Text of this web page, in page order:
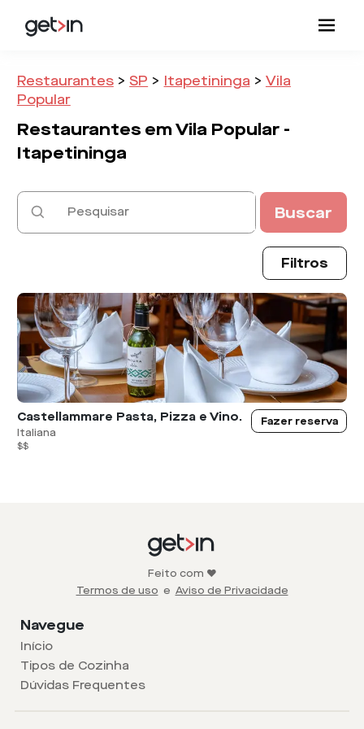
Restaurantes > SP > Itapetininga > Vila
Popular
Restaurantes emVila Popular -
Itapetininga
Buscar
Filtros
Castellammare Pasta, Pizza e Vino.
Italiana
$$
Fazer reserva
Feito com ❤️
Termos de uso e Aviso de Privacidade
Navegue
Início
Tipos de Cozinha
Dúvidas Frequentes